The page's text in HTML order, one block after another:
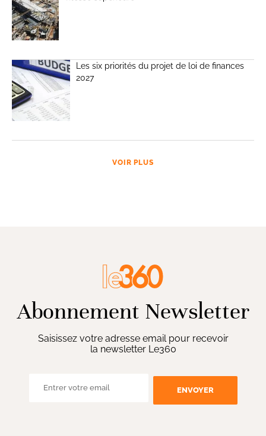
Les six priorités du projet de loi de finances
2027
VOIR PLUS
Abonnement Newsletter
Saisissez votre adresse email pour recevoir
la newsletter Le360
ENVOYER